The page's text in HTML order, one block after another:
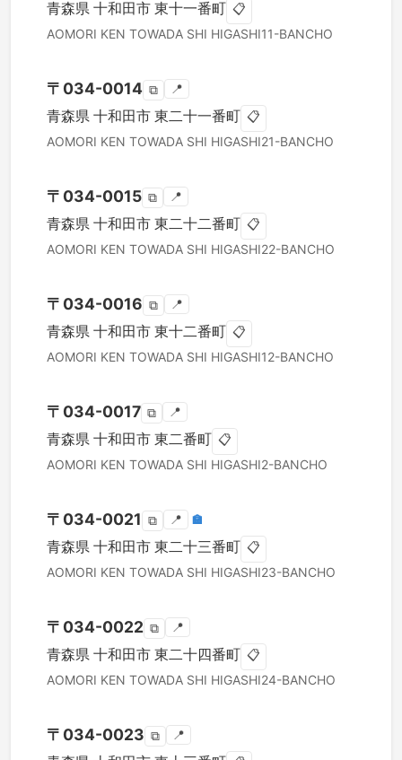
青森県 十和田市 東十一番町 📋
AOMORI KEN TOWADA SHI HIGASHI11-BANCHO
〒 034-0014 ⧉ 📍
青森県 十和田市 東二十一番町 📋
AOMORI KEN TOWADA SHI HIGASHI21-BANCHO
〒 034-0015 ⧉ 📍
青森県 十和田市 東二十二番町 📋
AOMORI KEN TOWADA SHI HIGASHI22-BANCHO
〒 034-0016 ⧉ 📍
青森県 十和田市 東十二番町 📋
AOMORI KEN TOWADA SHI HIGASHI12-BANCHO
〒 034-0017 ⧉ 📍
青森県 十和田市 東二番町 📋
AOMORI KEN TOWADA SHI HIGASHI2-BANCHO
〒 034-0021 ⧉ 📍 🏣
青森県 十和田市 東二十三番町 📋
AOMORI KEN TOWADA SHI HIGASHI23-BANCHO
〒 034-0022 ⧉ 📍
青森県 十和田市 東二十四番町 📋
AOMORI KEN TOWADA SHI HIGASHI24-BANCHO
〒 034-0023 ⧉ 📍